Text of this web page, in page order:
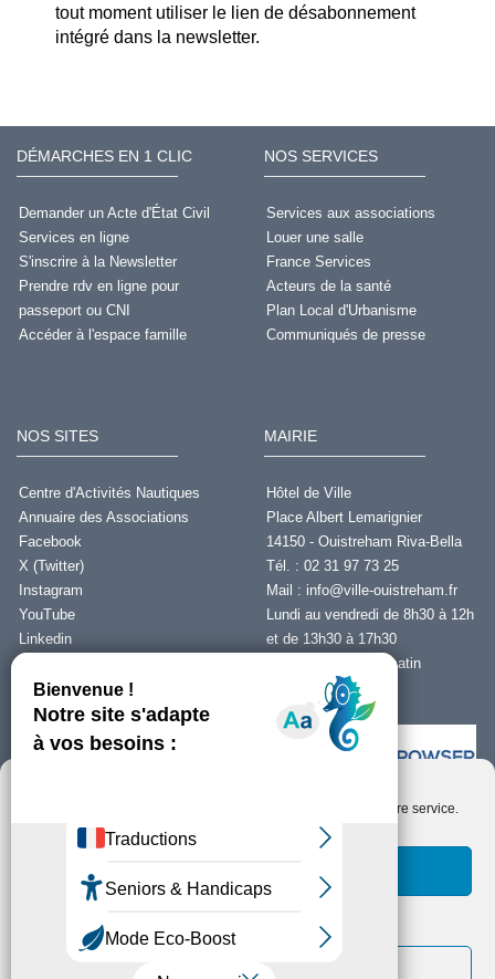
Nous utilisons des cookies pour optimiser notre site web et notre service.
Voir les préférences
tout moment utiliser le lien de désabonnement
intégré dans la newsletter.
DÉMARCHES EN 1 CLIC
Demander un Acte d'État Civil
Services en ligne
S'inscrire à la Newsletter
Prendre rdv en ligne pour
passeport ou CNI
Accéder à l'espace famille
NOS SERVICES
Services aux associations
Louer une salle
France Services
Acteurs de la santé
Plan Local d'Urbanisme
Communiqués de presse
NOS SITES
Centre d'Activités Nautiques
Annuaire des Associations
Facebook
X (Twitter)
Instagram
YouTube
Linkedin
MAIRIE
Hôtel de Ville
Place Albert Lemarignier
14150 - Ouistreham Riva-Bella
Tél. : 02 31 97 73 25
Mail : info@ville-ouistreham.fr
Lundi au vendredi de 8h30 à 12h
et de 13h30 à 17h30
Fermeture le jeudi matin
Nous contacter
Installer Ability Browser
Qu’est ce que Ability Browser ?
la vie privée/RGPD -
Plan du Site